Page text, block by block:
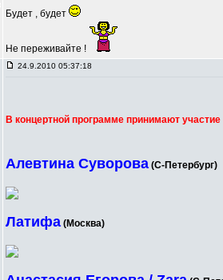
Будет , будет
Не переживайте !
24.9.2010 05:37:18
В концертной программе принимают участие
Алевтина Суворова (С-Петербург)
Латифа (Москва)